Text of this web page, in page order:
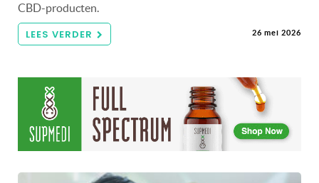
CBD-producten.
LEES VERDER 26 mei 2026